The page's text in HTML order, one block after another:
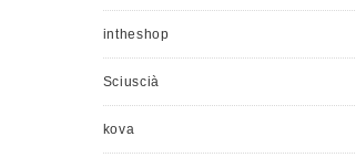
intheshop
Sciuscià
kova